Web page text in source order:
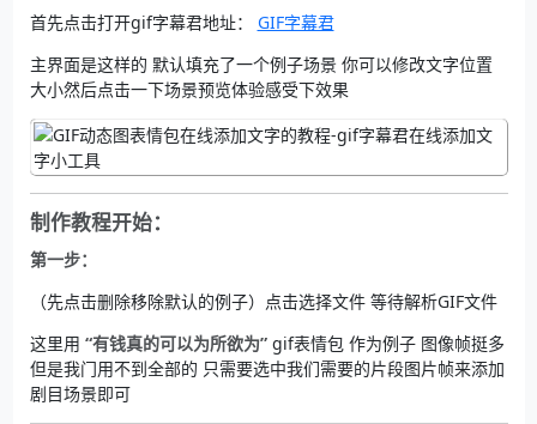
首先点击打开gif字幕君地址： GIF字幕君
主界面是这样的 默认填充了一个例子场景 你可以修改文字位置
大小然后点击一下场景预览体验感受下效果
制作教程开始：
第一步：
（先点击删除移除默认的例子）点击选择文件 等待解析GIF文件
这里用 “有钱真的可以为所欲为”gif表情包 作为例子 图像帧挺多
但是我门用不到全部的 只需要选中我们需要的片段图片帧来添加
剧目场景即可